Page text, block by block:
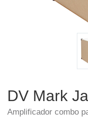
DV Mark
Amplificador combo